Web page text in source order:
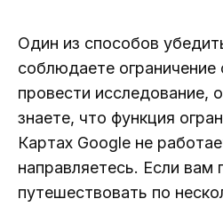
Один из способов
соблюдаете
провести исследование,
знаете, что функция
Картах Google не
направляетесь. Если вам
путешествовать по